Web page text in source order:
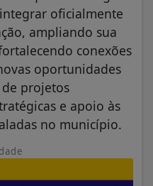
oficialmente
ampliando sua
conexões
oportunidades
projetos
e apoio às
no município.